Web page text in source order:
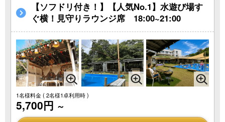
【ソフドリ付き！】【人気No.1】水遊び場す
ぐ横！見守りラウンジ席 18:00~21:00
1名様料金( 2名様1卓利用時 )
5,700円 ～